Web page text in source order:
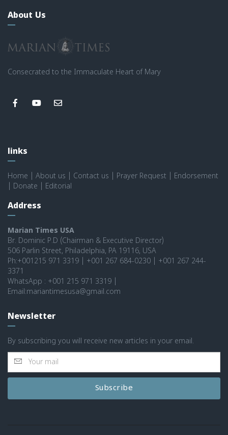
About Us
Consecrated to the Immaculate Heart of Mary
links
Home About us Contact us Prayer Request
Endorsement
Donate Editorial
Address
Marian Times USA
Br. Dominic P.D (Chairman & Executive Director)
506 Parlin Street, Philadelphia, PA 19116, USA
Ph:+001215 971 3319 | +001 267 684-0230 | +001 267 244-
3371
WhatsApp : +001 215 971 3319 |
Email:mariantimesusa@gmail.com
Newsletter
By subscribing you will receive new articles in your email.
Subscribe